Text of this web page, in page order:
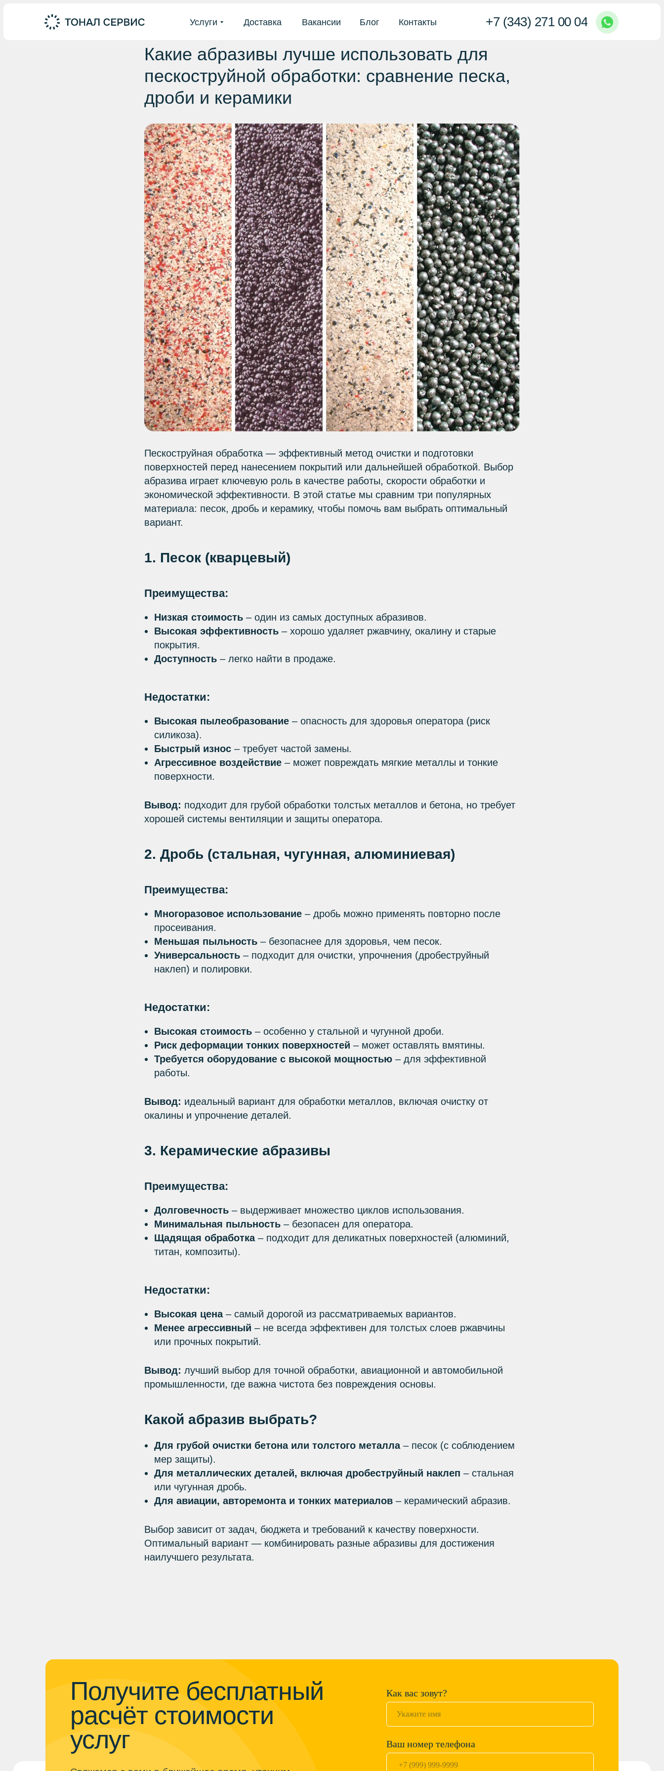
+7 (343) 271 00 04
Вакансии
Услуги Доставка Блог Контакты
Какие абразивы лучше использовать для
пескоструйной обработки: сравнение песка,
дроби и керамики
Пескоструйная обработка — эффективный метод очистки и подготовки
поверхностей перед нанесением покрытий или дальнейшей обработкой. Выбор
абразива играет ключевую роль в качестве работы, скорости обработки и
экономической эффективности. В этой статье мы сравним три популярных
материала: песок, дробь и керамику, чтобы помочь вам выбрать оптимальный
вариант.
1. Песок (кварцевый)
Преимущества:
Низкая стоимость – один из самых доступных абразивов.
Высокая эффективность – хорошо удаляет ржавчину, окалину и старые
покрытия.
Доступность – легко найти в продаже.
Недостатки:
Высокая пылеобразование – опасность для здоровья оператора (риск
силикоза).
Быстрый износ – требует частой замены.
Агрессивное воздействие – может повреждать мягкие металлы и тонкие
поверхности.
Вывод: подходит для грубой обработки толстых металлов и бетона, но требует
хорошей системы вентиляции и защиты оператора.
2. Дробь (стальная, чугунная, алюминиевая)
Преимущества:
Многоразовое использование – дробь можно применять повторно после
просеивания.
Меньшая пыльность – безопаснее для здоровья, чем песок.
Универсальность – подходит для очистки, упрочнения (дробеструйный
наклеп) и полировки.
Недостатки:
Высокая стоимость – особенно у стальной и чугунной дроби.
Риск деформации тонких поверхностей – может оставлять вмятины.
Требуется оборудование с высокой мощностью – для эффективной
работы.
Вывод: идеальный вариант для обработки металлов, включая очистку от
окалины и упрочнение деталей.
3. Керамические абразивы
Преимущества:
Долговечность – выдерживает множество циклов использования.
Минимальная пыльность – безопасен для оператора.
Щадящая обработка– подходит для деликатных поверхностей (алюминий,
титан, композиты).
Недостатки:
Высокая цена– самый дорогой из рассматриваемых вариантов.
Менее агрессивный – не всегда эффективен для толстых слоев ржавчины
или прочных покрытий.
Вывод: лучший выбор для точной обработки, авиационной и автомобильной
промышленности, где важна чистота без повреждения основы.
Какой абразив выбрать?
Для грубой очистки бетона или толстого металла– песок (с соблюдением
мер защиты).
Для металлических деталей, включая дробеструйный наклеп – стальная
или чугунная дробь.
Для авиации, авторемонта и тонких материалов – керамический абразив.
Выбор зависит от задач, бюджета и требований к качеству поверхности.
Оптимальный вариант — комбинировать разные абразивы для достижения
наилучшего результата.
Получите бесплатный
расчёт стоимости
услуг
Как вас зовут?
Ваш номер телефона